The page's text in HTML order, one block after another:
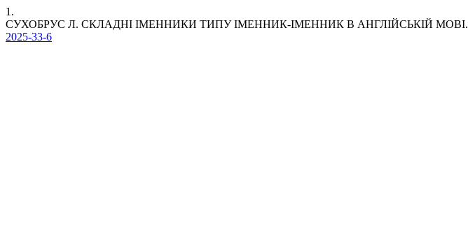
1.
СУХОБРУС Л. СКЛАДНІ ІМЕННИКИ ТИПУ ІМЕННИК-ІМЕННИК В АНГЛІЙСЬКІЙ МОВІ.
2025-33-6